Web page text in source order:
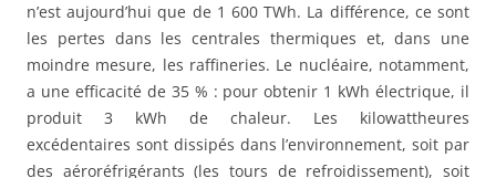
n’est aujourd’hui que de 1 600 TWh. La différence, ce sont
les pertes dans les centrales thermiques et, dans une
moindre mesure, les raffineries. Le nucléaire, notamment,
a une efficacité de 35 % : pour obtenir 1 kWh électrique, il
produit 3 kWh de chaleur. Les kilowattheures
excédentaires sont dissipés dans l’environnement, soit par
des aéroréfrigérants (les tours de refroidissement), soit